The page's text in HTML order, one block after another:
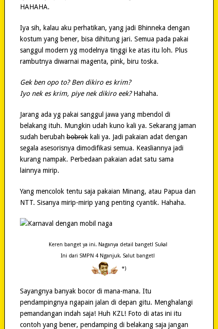
HAHAHA.
Iya sih, kalau aku perhatikan, yang jadi Bhinneka dengan
kostum yang bener, bisa dihitung jari. Semua pada pakai
sanggul modern yg modelnya tinggi ke atas itu loh. Plus
rambutnya diwarnai magenta, pink, biru toska.
Gek ben opo to? Ben dikiro es krim?
Iyo nek es krim, piye nek dikiro eek?Hahaha.
Jarang ada yg pakai sanggul jawa yang mbendol di
belakang ituh. Mungkin udah kuno kali ya. Sekarang jaman
sudah berubahbobrokkali ya. Jadi pakaian adat dengan
segala asesorisnya dimodifikasi semua. Keasliannya jadi
kurang nampak. Perbedaan pakaian adat satu sama
lainnya mirip.
Yang mencolok tentu saja pakaian Minang, atau Papua dan
NTT. Sisanya mirip-mirip yang penting cyantik. Hahaha.
Keren banget ya ini. Naganya detail banget! Suka!
Ini dari SMPN 4 Nganjuk. Salut banget!
*)
Sayangnya banyak bocor di mana-mana. Itu
pendampingnya ngapain jalan di depan gitu. Menghalangi
pemandangan indah saja! Huh KZL! Foto di atas ini itu
contoh yang bener, pendamping di belakang saja jangan